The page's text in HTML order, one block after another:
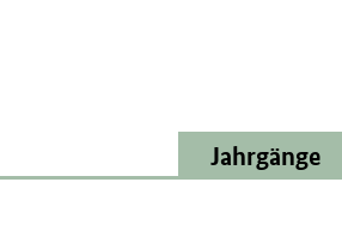
Jahrgänge